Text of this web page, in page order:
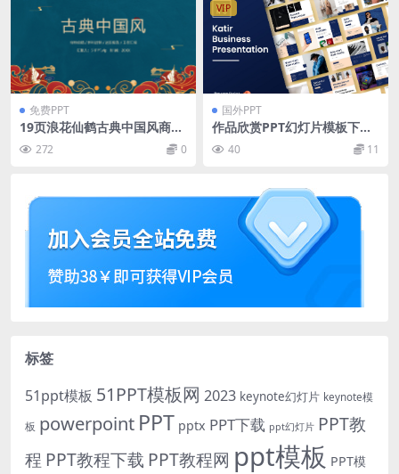
免费PPT
19页浪花仙鹤古典中国风商务
汇报PPT模板
272 0
VIP
国外PPT
作品欣赏PPT幻灯片模板下载
Ketir – Business PowerPoin
t Template
40 11
标签
51ppt模板 51PPT模板网 2023 keynote幻灯片 keynote模
板 powerpoint PPT pptx PPT下载 ppt幻灯片 PPT教
程 PPT教程下载 PPT教程网 ppt模板 PPT模